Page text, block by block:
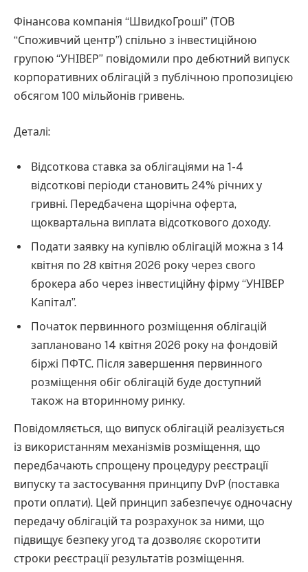
Фінансова компанія “ШвидкоГроші” (ТОВ
“Споживчий центр”) спільно з інвестиційною
групою “УНІВЕР” повідомили про дебютний випуск
корпоративних облігацій з публічною пропозицією
обсягом 100 мільйонів гривень.
Деталі:
Відсоткова ставка за облігаціями на 1-4
відсоткові періоди становить 24% річних у
гривні. Передбачена щорічна оферта,
щоквартальна виплата відсоткового доходу.
Подати заявку на купівлю облігацій можна з 14
квітня по 28 квітня 2026 року через свого
брокера або через інвестиційну фірму “УНІВЕР
Капітал”.
Початок первинного розміщення облігацій
заплановано 14 квітня 2026 року на фондовій
біржі ПФТС. Після завершення первинного
розміщення обіг облігацій буде доступний
також на вторинному ринку.
Повідомляється, що випуск облігацій реалізується
із використанням механізмів розміщення, що
передбачають спрощену процедуру реєстрації
випуску та застосування принципу DvP (поставка
проти оплати). Цей принцип забезпечує одночасну
передачу облігацій та розрахунок за ними, що
підвищує безпеку угод та дозволяє скоротити
строки реєстрації результатів розміщення.